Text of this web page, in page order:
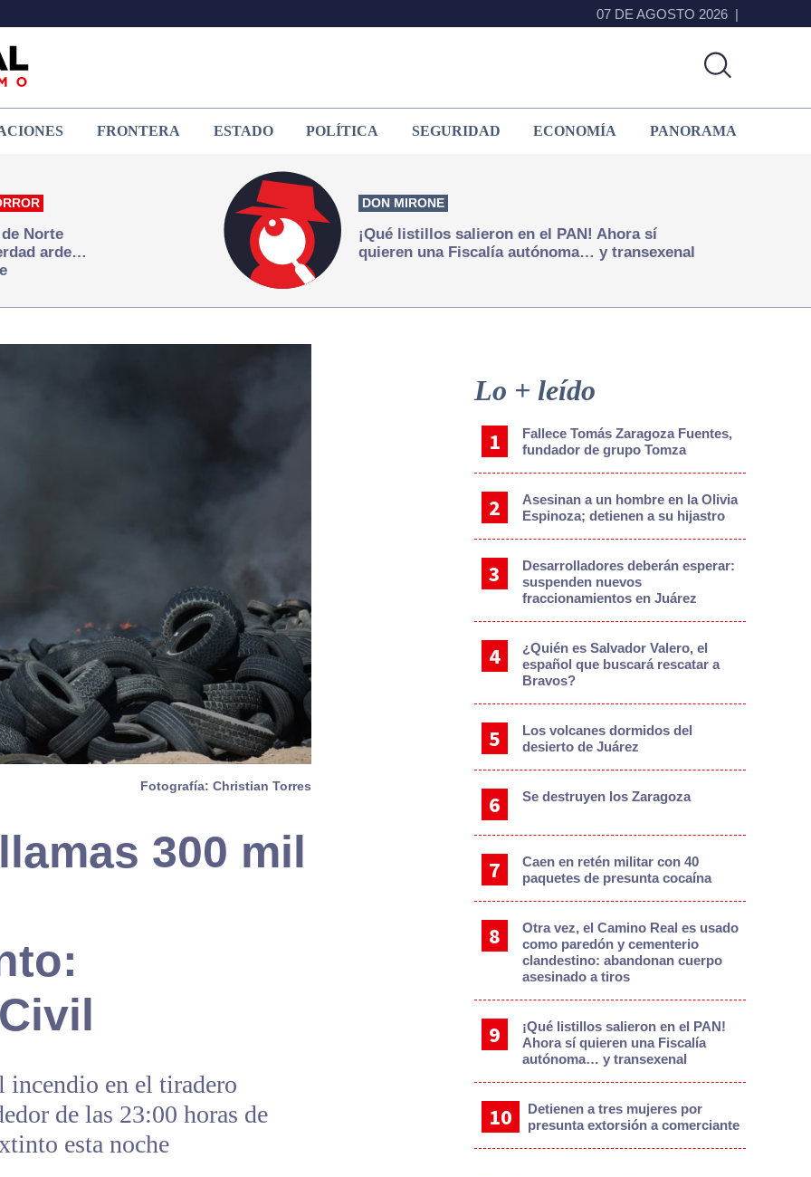
07 DE AGOSTO 2026
FRONTERA ESTADO POLÍTICA SEGURIDAD ECONOMÍA PANORAMA
Norte
arde…
DON MIRONE
¡Qué listillos salieron en el PAN! Ahora sí
quieren una Fiscalía autónoma… y transexenal
Fotografía: Christian Torres
300 mil
en el tiradero
de las 23:00 horas de
esta noche
Sidebar
Lo + leído
Fallece Tomás Zaragoza Fuentes,
fundador de grupo Tomza
Asesinan a un hombre en la Olivia
Espinoza; detienen a su hijastro
Desarrolladores deberán esperar:
suspenden nuevos
fraccionamientos en Juárez
¿Quién es Salvador Valero, el
español que buscará rescatar a
Bravos?
Los volcanes dormidos del
desierto de Juárez
Se destruyen los Zaragoza
Caen en retén militar con 40
paquetes de presunta cocaína
Otra vez, el Camino Real es usado
como paredón y cementerio
clandestino: abandonan cuerpo
asesinado a tiros
¡Qué listillos salieron en el PAN!
Ahora sí quieren una Fiscalía
autónoma… y transexenal
Detienen a tres mujeres por
presunta extorsión a comerciante